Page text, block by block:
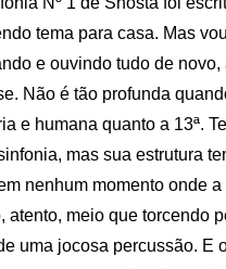
tema para casa. Mas
e ouvindo tudo de
Não é tão profunda
e humana quanto a 13ª.
mas sua estrutura
nenhum momento onde
atento, meio que torcendo
uma jocosa percussão. E